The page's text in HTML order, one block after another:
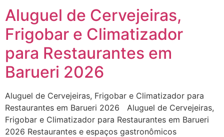
Aluguel de Cervejeiras,
Frigobar e Climatizador
para Restaurantes em
Barueri 2026
Aluguel de Cervejeiras, Frigobar e Climatizador para
Restaurantes em Barueri 2026 Aluguel de Cervejeiras,
Frigobar e Climatizador para Restaurantes em Barueri
2026 Restaurantes e espaços gastronômicos